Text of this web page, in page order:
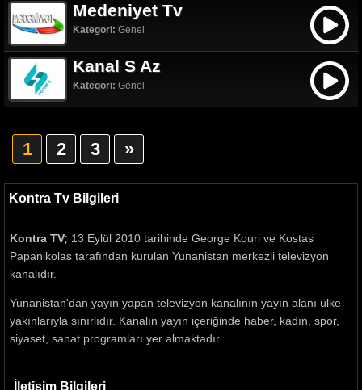
Medeniyet Tv
Kategori: Genel
Kanal S Az
Kategori: Genel
1 2 3 »
Kontra Tv Bilgileri
Kontra TV; 13 Eylül 2010 tarihinde George Kouri ve Kostas
Papanikolas tarafından kurulan Yunanistan merkezli televizyon
kanalıdır.
Yunanistan'dan yayın yapan televizyon kanalının yayın alanı ülke
yakınlarıyla sınırlıdır. Kanalın yayın içeriğinde haber, kadın, spor,
siyaset, sanat programları yer almaktadır.
İletişim Bilgileri